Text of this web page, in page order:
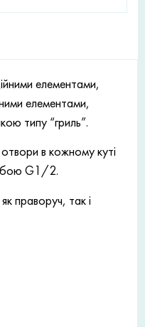
елементами,
елементами,
типу “гриль”.
в кожному куті
G1/2.
праворуч, так і